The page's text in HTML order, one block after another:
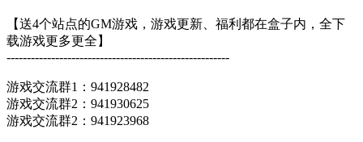
【送4个站点的GM游戏，游戏更新、福利都在盒子内，全下
载游戏更多更全】
-------------------------------------------------------
游戏交流群1：941928482
游戏交流群2：941930625
游戏交流群2：941923968